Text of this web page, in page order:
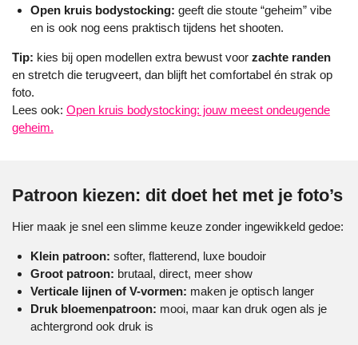
Open kruis bodystocking: geeft die stoute “geheim” vibe
en is ook nog eens praktisch tijdens het shooten.
Tip: kies bij open modellen extra bewust voor zachte randen
en stretch die terugveert, dan blijft het comfortabel én strak op
foto.
Lees ook: Open kruis bodystocking: jouw meest ondeugende
geheim.
Patroon kiezen: dit doet het met je foto’s
Hier maak je snel een slimme keuze zonder ingewikkeld gedoe:
Klein patroon: softer, flatterend, luxe boudoir
Groot patroon: brutaal, direct, meer show
Verticale lijnen of V-vormen: maken je optisch langer
Druk bloemenpatroon: mooi, maar kan druk ogen als je
achtergrond ook druk is